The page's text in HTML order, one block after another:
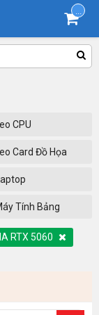
CPU
Card Đồ Họa
Tính Bảng
RTX 5060